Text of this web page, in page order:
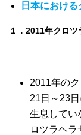
日本におけ
１．2011年クロ
2011年の
21日～23
生息してい
ロツラヘ